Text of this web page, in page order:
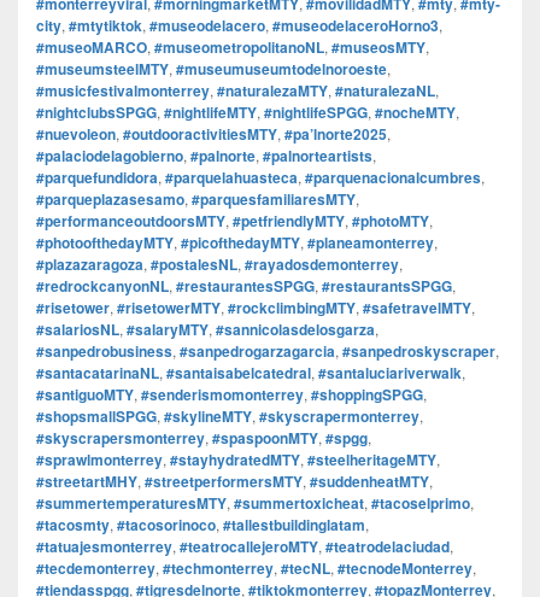
city, #mtytiktok, #museodelacero, #museodelaceroHorno3,
#museoMARCO, #museometropolitanoNL, #museosMTY,
#museumsteelMTY, #museumuseumtodelnoroeste,
#musicfestivalmonterrey, #naturalezaMTY, #naturalezaNL,
#nightclubsSPGG, #nightlifeMTY, #nightlifeSPGG, #nocheMTY,
#nuevoleon, #outdooractivitiesMTY, #pa’lnorte2025,
#palaciodelagobierno, #palnorte, #palnorteartists,
#parquefundidora, #parquelahuasteca, #parquenacionalcumbres,
#parqueplazasesamo, #parquesfamiliaresMTY,
#performanceoutdoorsMTY, #petfriendlyMTY, #photoMTY,
#photoofthedayMTY, #picofthedayMTY, #planeamonterrey,
#plazazaragoza, #postalesNL, #rayadosdemonterrey,
#redrockcanyonNL, #restaurantesSPGG, #restaurantsSPGG,
#risetower, #risetowerMTY, #rockclimbingMTY, #safetravelMTY,
#salariosNL, #salaryMTY, #sannicolasdelosgarza,
#sanpedrobusiness, #sanpedrogarzagarcia, #sanpedroskyscraper,
#santacatarinaNL, #santaisabelcatedral, #santaluciariverwalk,
#santiguoMTY, #senderismomonterrey, #shoppingSPGG,
#shopsmallSPGG, #skylineMTY, #skyscrapermonterrey,
#skyscrapersmonterrey, #spaspoonMTY, #spgg,
#sprawlmonterrey, #stayhydratedMTY, #steelheritageMTY,
#streetartMHY, #streetperformersMTY, #suddenheatMTY,
#summertemperaturesMTY, #summertoxicheat, #tacoselprimo,
#tacosmty, #tacosorinoco, #tallestbuildinglatam,
#tatuajesmonterrey, #teatrocallejeroMTY, #teatrodelaciudad,
#tecdemonterrey, #techmonterrey, #tecNL, #tecnodeMonterrey,
#tiendasspgg, #tigresdelnorte, #tiktokmonterrey, #topazMonterrey,